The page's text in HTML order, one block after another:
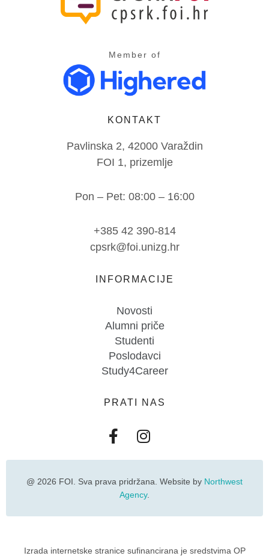
Member of
KONTAKT
Pavlinska 2, 42000 Varaždin
FOI 1, prizemlje
Pon – Pet: 08:00 – 16:00
+385 42 390-814
cpsrk@foi.unizg.hr
INFORMACIJE
Novosti
Alumni priče
Studenti
Poslodavci
Study4Career
PRATI NAS
@ 2026 FOI. Sva prava pridržana. Website by Northwest
Agency.
Izrada internetske stranice sufinancirana je sredstvima OP